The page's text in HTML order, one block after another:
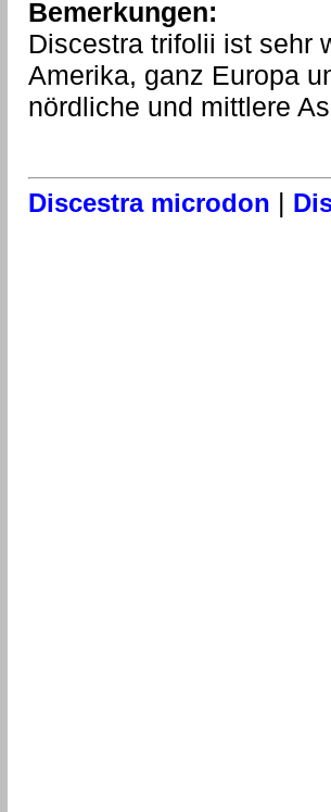
Bemerkungen:
Discestra trifolii ist sehr
Amerika, ganz Europa
nördliche und mittlere
Discestra microdon |